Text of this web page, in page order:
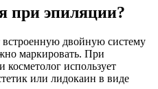
при эпиляции?
встроенную двойную систему
маркировать. При
использует
или лидокаин в виде